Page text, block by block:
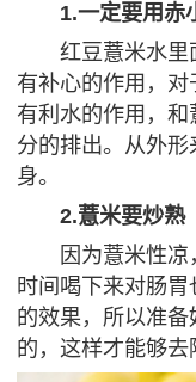
1.一定要用赤
红豆薏米水里
有补心的作用，
有利水的作用，
分的排出。从外
身。
2.薏米要炒熟
因为薏米性
时间喝下来对肠
的效果，所以准
的，这样才能够去